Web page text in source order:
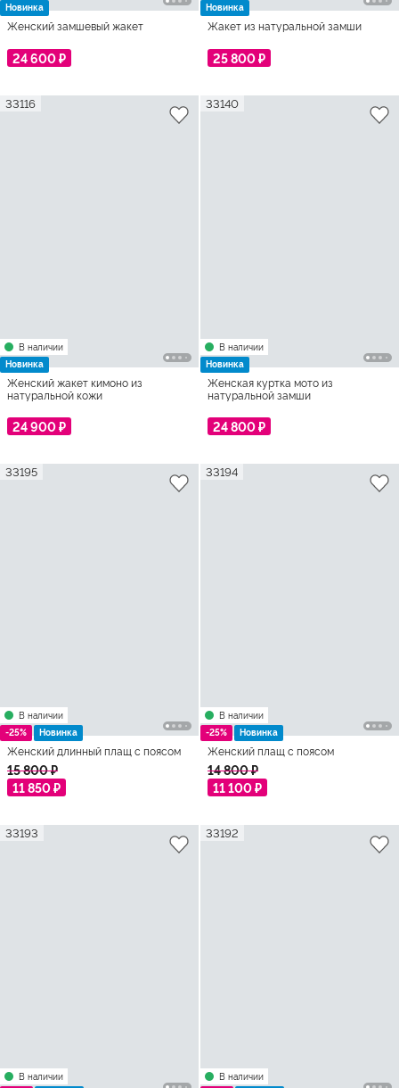
Новинка
Женский замшевый жакет
24 600 ₽
Новинка
Жакет из натуральной замши
25 800 ₽
В наличии
Новинка
33116
Женский жакет кимоно из
натуральной кожи
24 900 ₽
В наличии
Новинка
33140
Женская куртка мото из
натуральной замши
24 800 ₽
В наличии
-25%
Новинка
33195
Женский длинный плащ с поясом
15 800 ₽
11 850 ₽
В наличии
-25%
Новинка
33194
Женский плащ с поясом
14 800 ₽
11 100 ₽
В наличии
33193
В наличии
33192